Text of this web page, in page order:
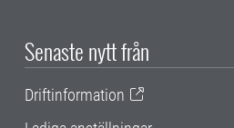
Senaste nytt från
Driftinformation